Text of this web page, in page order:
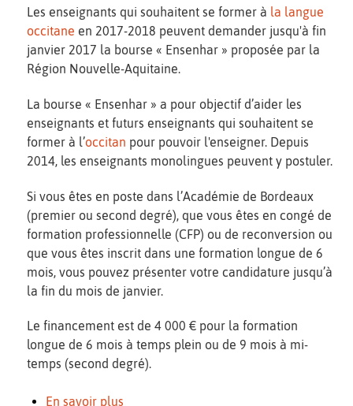
Les enseignants qui souhaitent se former à la langue
occitane en 2017-2018 peuvent demander jusqu'à fin
janvier 2017 la bourse « Ensenhar » proposée par la
Région Nouvelle-Aquitaine.
La bourse « Ensenhar » a pour objectif d’aider les
enseignants et futurs enseignants qui souhaitent se
former à l’occitan pour pouvoir l'enseigner. Depuis
2014, les enseignants monolingues peuvent y postuler.
Si vous êtes en poste dans l’Académie de Bordeaux
(premier ou second degré), que vous êtes en congé de
formation professionnelle (CFP) ou de reconversion ou
que vous êtes inscrit dans une formation longue de 6
mois, vous pouvez présenter votre candidature jusqu’à
la fin du mois de janvier.
Le financement est de 4 000 € pour la formation
longue de 6 mois à temps plein ou de 9 mois à mi-
temps (second degré).
En savoir plus